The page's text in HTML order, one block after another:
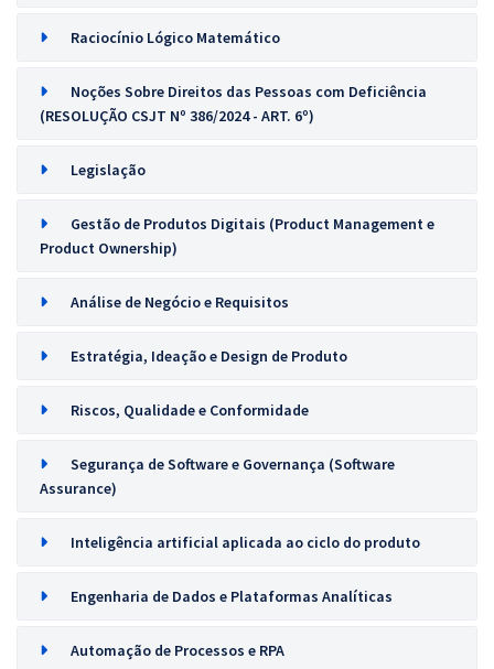
Raciocínio Lógico Matemático
Noções Sobre Direitos das Pessoas com Deficiência
(RESOLUÇÃO CSJT Nº 386/2024 - ART. 6º)
Legislação
Gestão de Produtos Digitais (Product Management e
Product Ownership)
Análise de Negócio e Requisitos
Estratégia, Ideação e Design de Produto
Riscos, Qualidade e Conformidade
Segurança de Software e Governança (Software
Assurance)
Inteligência artificial aplicada ao ciclo do produto
Engenharia de Dados e Plataformas Analíticas
Automação de Processos e RPA